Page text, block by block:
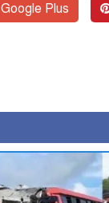
Google Plus